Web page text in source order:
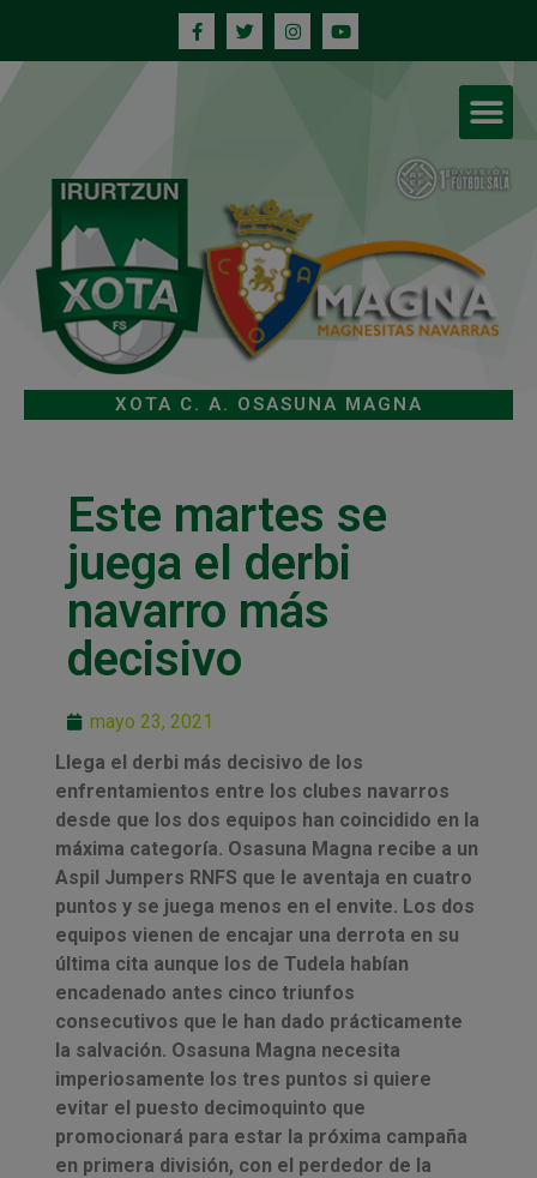
XOTA C. A. OSASUNA MAGNA
Este martes se
juega el derbi
navarro más
decisivo
mayo 23, 2021
Llega el derbi más decisivo de los
enfrentamientos entre los clubes navarros
desde que los dos equipos han coincidido en la
máxima categoría. Osasuna Magna recibe a un
Aspil Jumpers RNFS que le aventaja en cuatro
puntos y se juega menos en el envite. Los dos
equipos vienen de encajar una derrota en su
última cita aunque los de Tudela habían
encadenado antes cinco triunfos
consecutivos que le han dado prácticamente
la salvación. Osasuna Magna necesita
imperiosamente los tres puntos si quiere
evitar el puesto decimoquinto que
promocionará para estar la próxima campaña
en primera división, con el perdedor de la